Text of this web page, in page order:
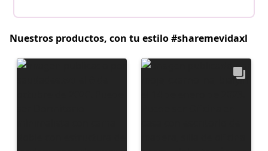
Nuestros productos, con tu estilo #sharemevidaxl